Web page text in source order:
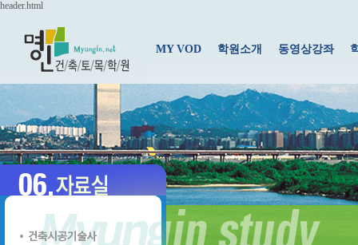
header.html
MY VOD 학원소개 동영상강좌